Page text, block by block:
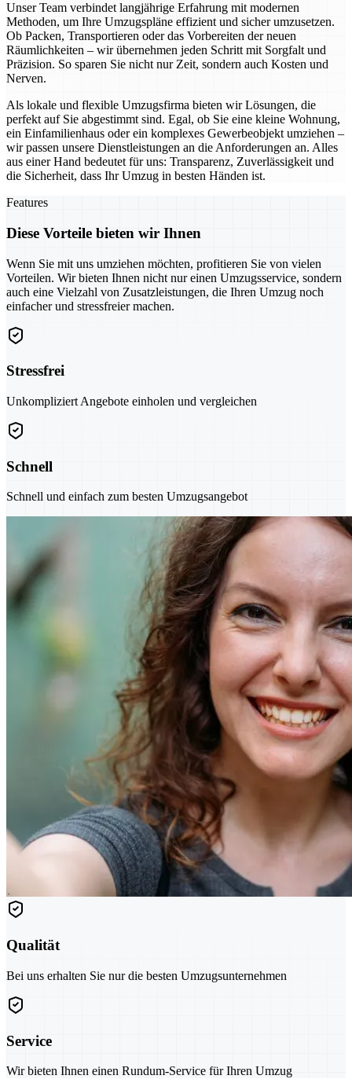
Unser Team verbindet langjährige Erfahrung mit modernen
Methoden, um Ihre Umzugspläne effizient und sicher umzusetzen.
Ob Packen, Transportieren oder das Vorbereiten der neuen
Räumlichkeiten – wir übernehmen jeden Schritt mit Sorgfalt und
Präzision. So sparen Sie nicht nur Zeit, sondern auch Kosten und
Nerven.
Als lokale und flexible Umzugsfirma bieten wir Lösungen, die
perfekt auf Sie abgestimmt sind. Egal, ob Sie eine kleine Wohnung,
ein Einfamilienhaus oder ein komplexes Gewerbeobjekt umziehen –
wir passen unsere Dienstleistungen an die Anforderungen an. Alles
aus einer Hand bedeutet für uns: Transparenz, Zuverlässigkeit und
die Sicherheit, dass Ihr Umzug in besten Händen ist.
Features
Diese Vorteile bieten wir Ihnen
Wenn Sie mit uns umziehen möchten, profitieren Sie von vielen
Vorteilen. Wir bieten Ihnen nicht nur einen Umzugsservice, sondern
auch eine Vielzahl von Zusatzleistungen, die Ihren Umzug noch
einfacher und stressfreier machen.
Stressfrei
Unkompliziert Angebote einholen und vergleichen
Schnell
Schnell und einfach zum besten Umzugsangebot
Qualität
Bei uns erhalten Sie nur die besten Umzugsunternehmen
Service
Wir bieten Ihnen einen Rundum-Service für Ihren Umzug